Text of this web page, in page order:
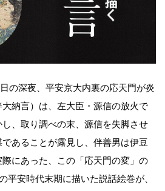
の深夜、平安京大内裏の応天門が炎
大納言）は、左大臣・源信の放火で
、取り調べの末、源信を失脚させ
あることが露見し、伴善男は伊豆
にあった、この「応天門の変」の
平安時代末期に描いた説話絵巻が、